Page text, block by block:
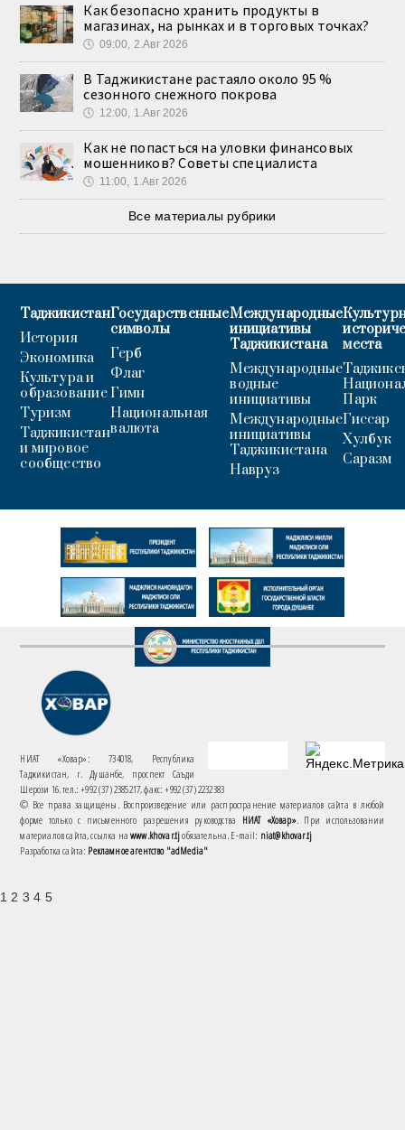
Как безопасно хранить продукты в
магазинах, на рынках и в торговых точках?
🕔 09:00, 2.Авг 2026
В Таджикистане растаяло около 95 %
сезонного снежного покрова
🕔 12:00, 1.Авг 2026
Как не попасться на уловки финансовых
мошенников? Советы специалиста
🕔 11:00, 1.Авг 2026
Все материалы рубрики
Таджикистан
История
Экономика
Культура и
образование
Туризм
Таджикистан
и мировое
сообщество
Государственные
символы
Герб
Флаг
Гимн
Национальная
валюта
Международные
инициативы
Таджикистана
Международные
водные
инициативы
Международные
инициативы
Таджикистана
Навруз
места
Парк
Гиссар
Хулбук
Саразм
НИАТ «Ховар»: 734018, Республика
Таджикистан, г. Душанбе, проспект Саъди
Шерози 16. тел.: +992 (37) 2385217, факс: +992 (37) 2232383
© Все права защищены. Воспроизведение или распространение материалов сайта в любой
форме только с письменного разрешения руководства НИАТ «Ховар». При использовании
материалов сайта, ссылка наwww.khovar.tjобязательна. E-mail: niat@khovar.tj
Разработка сайта: Рекламное агентство "adMedia"
1 2 3 4 5